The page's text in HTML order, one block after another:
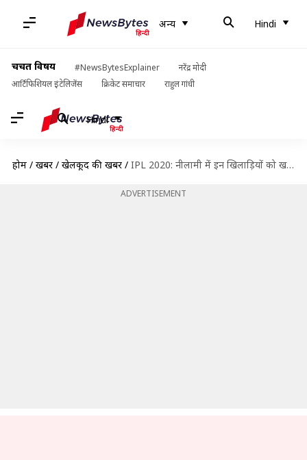
अन्य Hindi
चर्चित विषय #NewsBytesExplainer
नरेंद्र मोदी
आर्टिफिशियल इंटेलिजेंस
क्रिकेट समाचार राहुल गांधी
Hindi
होम / खबरें / खेलकूद की खबरें / IPL 2020: नीलामी में इन खिलाड़ियों को खरीदना चाहेगी CSK, गेंदबाज़ी को मज़बूत करना रहेगा मकसद
ADVERTISEMENT